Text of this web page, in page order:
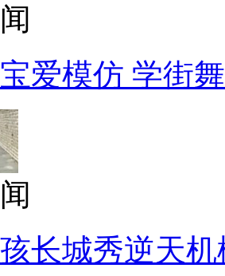
爱模仿 学街
长城秀逆天机